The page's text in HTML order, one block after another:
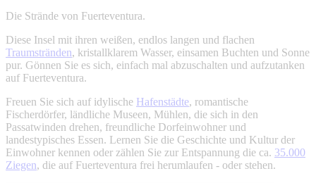
Die Strände von Fuerteventura.
Diese Insel mit ihren weißen, endlos langen und flachen
Traumstränden, kristallklarem Wasser, einsamen Buchten und Sonne
pur. Gönnen Sie es sich, einfach mal abzuschalten und aufzutanken
auf Fuerteventura.
Freuen Sie sich auf idylische Hafenstädte, romantische
Fischerdörfer, ländliche Museen, Mühlen, die sich in den
Passatwinden drehen, freundliche Dorfeinwohner und
landestypisches Essen. Lernen Sie die Geschichte und Kultur der
Einwohner kennen oder zählen Sie zur Entspannung die ca. 35.000
Ziegen, die auf Fuerteventura frei herumlaufen - oder stehen.